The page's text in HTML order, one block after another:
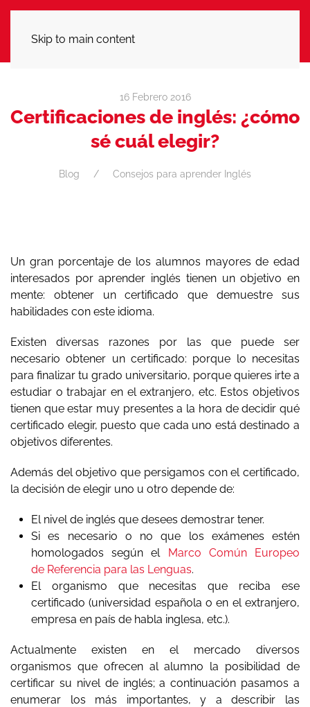
Skip to main content
16 Febrero 2016
Certificaciones de inglés: ¿cómo
sé cuál elegir?
Blog Consejos para aprender Inglés
Un gran porcentaje de los alumnos mayores de edad
interesados por aprender inglés tienen un objetivo en
mente: obtener un certificado que demuestre sus
habilidades con este idioma.
Existen diversas razones por las que puede ser
necesario obtener un certificado: porque lo necesitas
para finalizar tu grado universitario, porque quieres irte a
estudiar o trabajar en el extranjero, etc. Estos objetivos
tienen que estar muy presentes a la hora de decidir qué
certificado elegir, puesto que cada uno está destinado a
objetivos diferentes.
Además del objetivo que persigamos con el certificado,
la decisión de elegir uno u otro depende de:
El nivel de inglés que desees demostrar tener.
Si es necesario o no que los exámenes estén
homologados según el Marco Común Europeo
de Referencia para las Lenguas.
El organismo que necesitas que reciba ese
certificado (universidad española o en el extranjero,
empresa en país de habla inglesa, etc.).
Actualmente existen en el mercado diversos
organismos que ofrecen al alumno la posibilidad de
certificar su nivel de inglés; a continuación pasamos a
enumerar los más importantes, y a describir las